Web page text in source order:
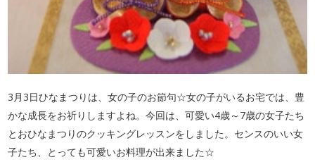
3月3日ひなまつりは、女の子のお節句☆女の子がいるお宅では、豊
かな成長をお祈りしますよね。今回は、可愛い4歳～7歳の女子たち
とおひなまつりのクッキングレッスンをしました。センスのいい女
子たち、とっても可愛いお料理が出来ました☆